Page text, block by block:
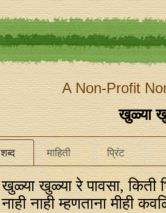
A Non-Profit
खुळ्या
शब्द माहिती प्रिंट
खुळ्या खुळ्या रे पावसा, किती
नाही नाही म्हणताना मीही